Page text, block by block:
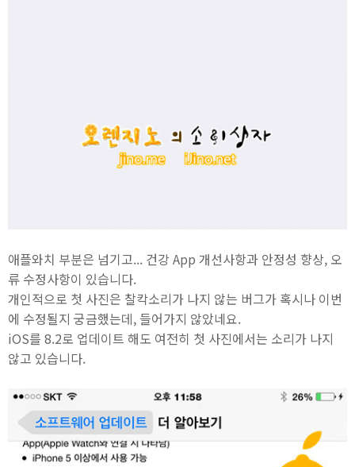
애플와치 부분은 넘기고... 건강 App 개선사항과 안정성 향상, 오
류 수정사항이 있습니다.
개인적으로 첫 사진은 찰칵소리가 나지 않는 버그가 혹시나 이번
에 수정될지 궁금했는데, 들어가지 않았네요.
iOS를 8.2로 업데이트 해도 여전히 첫 사진에서는 소리가 나지
않고 있습니다.